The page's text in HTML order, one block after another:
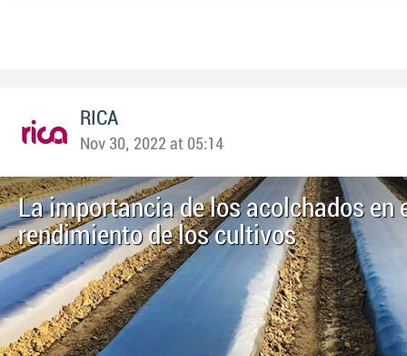
RICA
Nov 30, 2022 at 05:14
La importancia de los acolchados en
rendimiento de los cultivos